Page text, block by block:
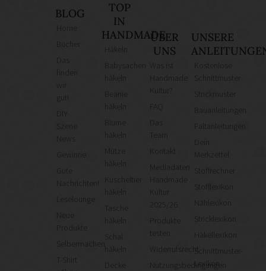
BLOG
finden
gut!
News
Gute
Nachrichten!
Leselounge
Neue
Produkte
Selbermachen
T-Shirt
TOP
IN
HANDMADE
häkeln
häkeln
Mütze
häkeln
Kuscheltier
Tasche
häkeln
ÜBER
UNS
Was ist
Kultur?
Das
Team
Kontakt
Mediadaten
Kultur
2025/26
Produkte
testen
Widerrufsrecht
Nutzungsbedingungen
UNSERE
Kostenlose
Schnittmuster
Strickmuster
Bauanleitungen
Faltanleitungen
Merkzettel
Stoffrechner
Stofflexikon
Nählexikon
Stricklexikon
Häkellexikon
Schnittmuster-
Lexikon